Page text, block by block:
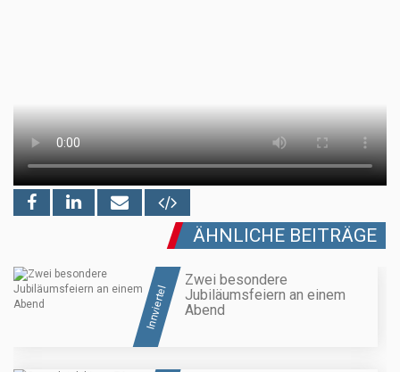
ÄHNLICHE BEITRÄGE
Innviertel
Zwei besondere
Jubiläumsfeiern an einem
Abend